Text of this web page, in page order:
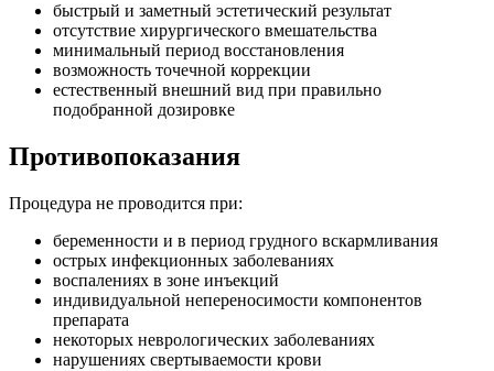
быстрый и заметный эстетический результат
отсутствие хирургического вмешательства
минимальный период восстановления
возможность точечной коррекции
естественный внешний вид при правильно
подобранной дозировке
Противопоказания
Процедура не проводится при:
беременности и в период грудного вскармливания
острых инфекционных заболеваниях
воспалениях в зоне инъекций
индивидуальной непереносимости компонентов
препарата
некоторых неврологических заболеваниях
нарушениях свертываемости крови